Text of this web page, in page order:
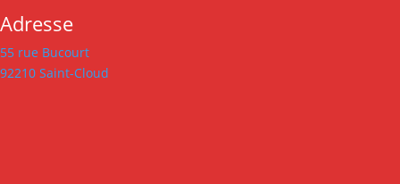
Adresse
55 rue Bucourt
92210 Saint-Cloud